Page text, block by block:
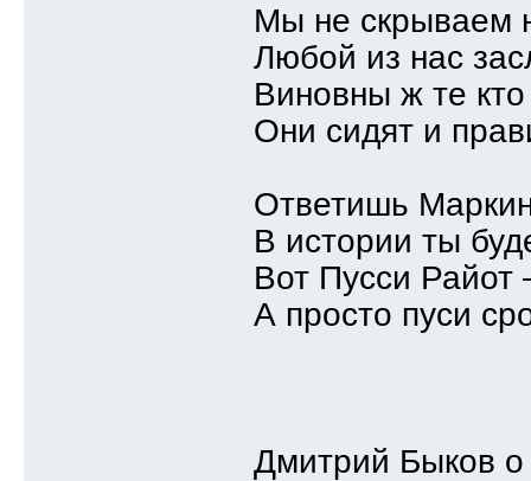
Мы не скрываем
Любой из нас
Виновны ж те
Они сидят и
Ответишь
В истории ты
Вот Пусси Райот
А просто пуси
Дмитрий Быков